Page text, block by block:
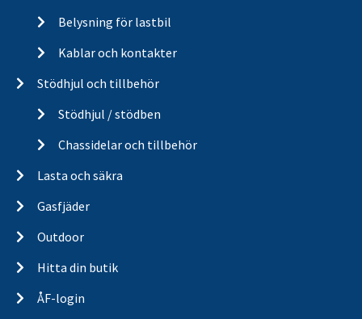
Belysning för lastbil
Kablar och kontakter
Stödhjul och tillbehör
Stödhjul / stödben
Chassidelar och tillbehör
Lasta och säkra
Gasfjäder
Outdoor
Hitta din butik
ÅF-login